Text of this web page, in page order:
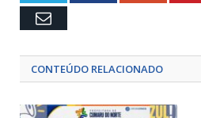
Email
CONTEÚDO RELACIONADO